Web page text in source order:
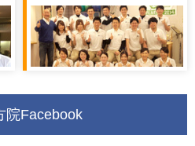
院Facebook